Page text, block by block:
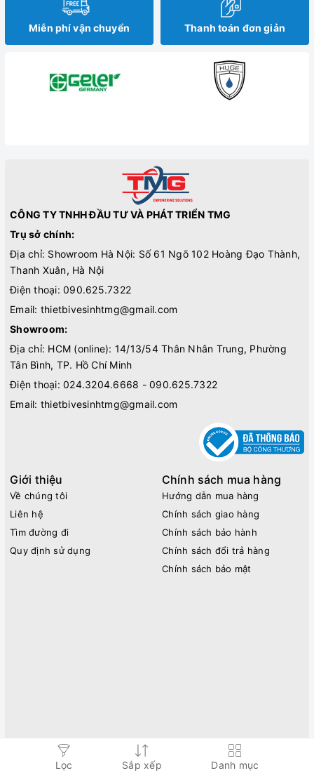
Lọc Sắp xếp Danh mục
Miễn phí vận chuyển Thanh toán đơn giản
CÔNG TY TNHH ĐẦU TƯ VÀ PHÁT TRIỂN TMG
Trụ sở chính:
Địa chỉ: Showroom Hà Nội: Số 61 Ngõ 102 Hoàng Đạo Thành,
Thanh Xuân, Hà Nội
Điện thoại: 090.625.7322
Email: thietbivesinhtmg@gmail.com
Showroom:
Địa chỉ: HCM (online): 14/13/54 Thân Nhân Trung, Phường
Tân Bình, TP. Hồ Chí Minh
Điện thoại: 024.3204.6668 - 090.625.7322
Email: thietbivesinhtmg@gmail.com
Giới thiệu
Về chúng tôi
Liên hệ
Tìm đường đi
Quy định sử dụng
Chính sách mua hàng
Hướng dẫn mua hàng
Chính sách giao hàng
Chính sách bảo hành
Chính sách đổi trả hàng
Chính sách bảo mật